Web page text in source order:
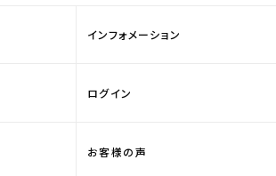
インフォメーション
ログイン
お客様の声